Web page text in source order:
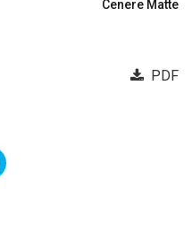
Cenere Matte
PDF